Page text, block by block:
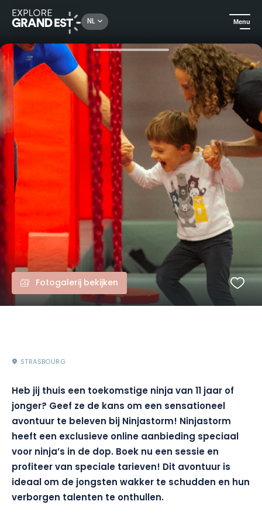
NL Menu
Kijk je ogen uit in de Grand Est Toegang tot Ninjastorm-cursus voor kinderen van 11 jaar en jonger
Fotogalerij bekijken
STRASBOURG
Heb jij thuis een toekomstige ninja van 11 jaar of
jonger? Geef ze de kans om een sensationeel
avontuur te beleven bij Ninjastorm! Ninjastorm
heeft een exclusieve online aanbieding speciaal
voor ninja’s in de dop. Boek nu een sessie en
profiteer van speciale tarieven! Dit avontuur is
ideaal om de jongsten wakker te schudden en hun
verborgen talenten te onthullen.